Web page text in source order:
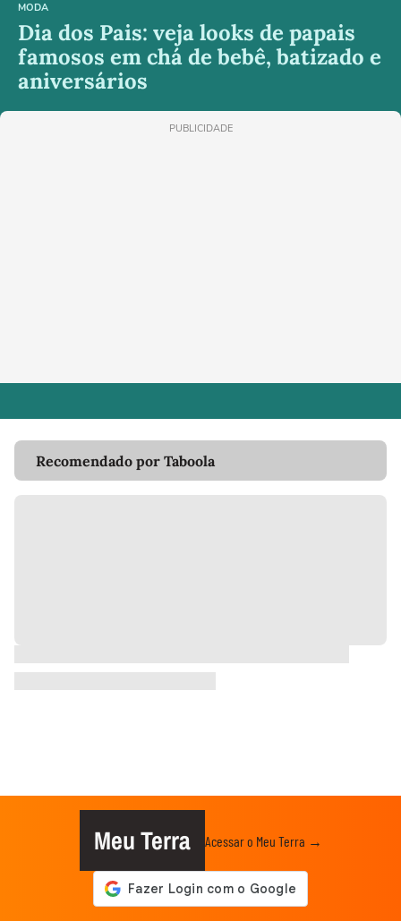
MODA
Dia dos Pais: veja looks de papais
famosos em chá de bebê, batizado e
aniversários
PUBLICIDADE
Recomendado por Taboola
Meu Terra Acessar o Meu Terra →